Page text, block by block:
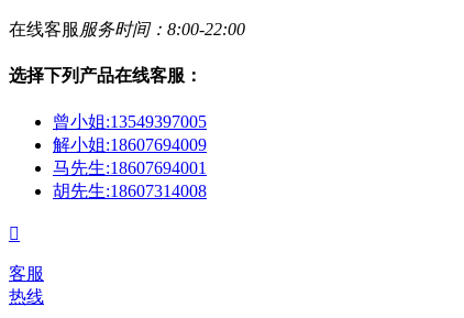
在线客服 服务时间：8:00-22:00
选择下列产品在线客服：
曾小姐:13549397005
解小姐:18607694009
马先生:18607694001
胡先生:18607314008

客服
热线